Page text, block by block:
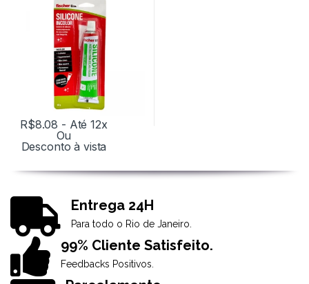
R$8.08 - Até 12x
Ou
Desconto à vista
Entrega 24H
Para todo o Rio de Janeiro.
99% Cliente Satisfeito.
Feedbacks Positivos.